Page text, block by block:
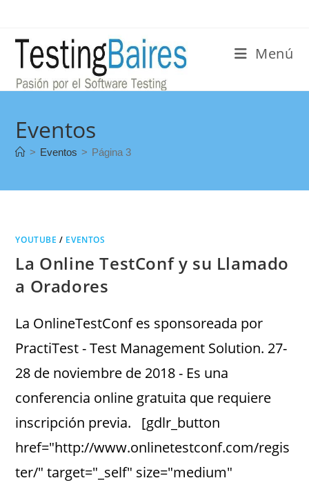
Menú
Eventos
> Eventos > Página 3
YOUTUBE / EVENTOS
La Online TestConf y su Llamado
a Oradores
La OnlineTestConf es sponsoreada por
PractiTest - Test Management Solution. 27-
28 de noviembre de 2018 - Es una
conferencia online gratuita que requiere
inscripción previa. [gdlr_button
href="http://www.onlinetestconf.com/regis
ter/" target="_self" size="medium"